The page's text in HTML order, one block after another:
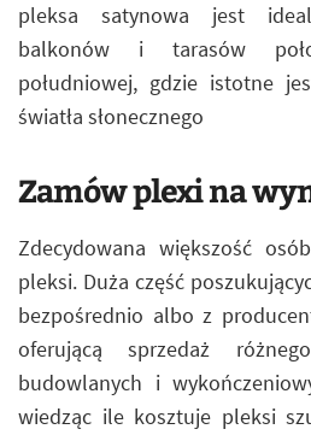
pleksa satynowa jest
balkonów i tarasów
południowej, gdzie istotne
światła słonecznego
Zamów plexi na
Zdecydowana większość
pleksi. Duża część
bezpośrednio albo z
oferującą sprzedaż
budowlanych i
wiedząc ile kosztuje pleksi